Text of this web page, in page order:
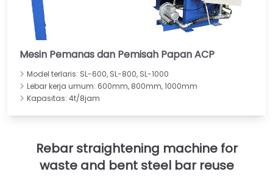
Mesin Pemanas dan Pemisah Papan ACP
Model terlaris: SL-600, SL-800, SL-1000
Lebar kerja umum: 600mm, 800mm, 1000mm
Kapasitas: 4t/8jam